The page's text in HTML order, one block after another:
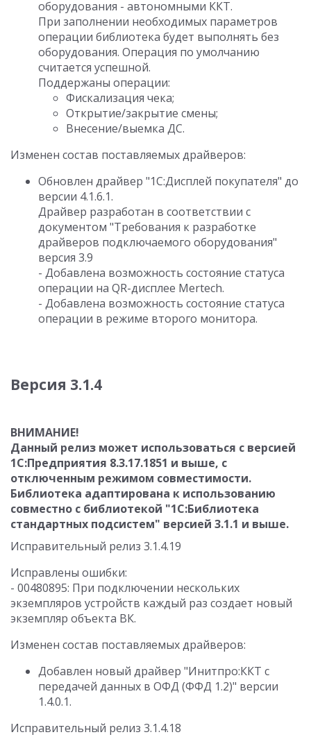
оборудования - автономными ККТ.
При заполнении необходимых параметров
операции библиотека будет выполнять без
оборудования. Операция по умолчанию
считается успешной.
Поддержаны операции:
Фискализация чека;
Открытие/закрытие смены;
Внесение/выемка ДС.
Изменен состав поставляемых драйверов:
Обновлен драйвер "1С:Дисплей покупателя" до
версии 4.1.6.1.
Драйвер разработан в соответствии с
документом "Требования к разработке
драйверов подключаемого оборудования"
версия 3.9
- Добавлена возможность состояние статуса
операции на QR-дисплее Mertech.
- Добавлена возможность состояние статуса
операции в режиме второго монитора.
Версия 3.1.4
ВНИМАНИЕ!
Данный релиз может использоваться с версией
1С:Предприятия 8.3.17.1851 и выше, с
отключенным режимом совместимости.
Библиотека адаптирована к использованию
совместно с библиотекой "1С:Библиотека
стандартных подсистем" версией 3.1.1 и выше.
Исправительный релиз 3.1.4.19
Исправлены ошибки:
- 00480895: При подключении нескольких
экземпляров устройств каждый раз создает новый
экземпляр объекта ВК.
Изменен состав поставляемых драйверов:
Добавлен новый драйвер "Инитпро:ККТ с
передачей данных в ОФД (ФФД 1.2)" версии
1.4.0.1.
Исправительный релиз 3.1.4.18